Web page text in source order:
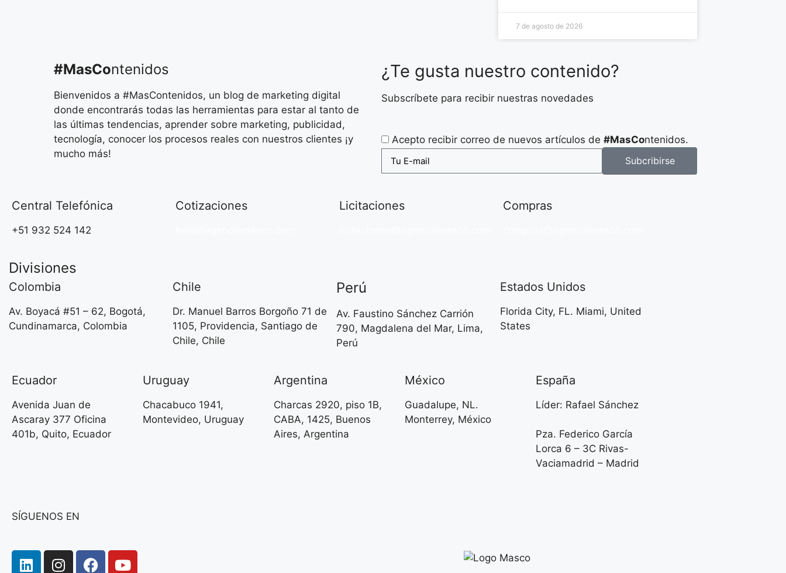
7 de agosto de 2026
#MasContenidos
Bienvenidos a #MasContenidos, un blog de marketing digital
donde encontrarás todas las herramientas para estar al tanto de
las últimas tendencias, aprender sobre marketing, publicidad,
tecnología, conocer los procesos reales con nuestros clientes ¡y
mucho más!
¿Te gusta nuestro contenido?
Subscríbete para recibir nuestras novedades
Acepto recibir correo de nuevos artículos de #MasContenidos.
Subcribirse
Central Telefónica
+51 932 524 142
Cotizaciones Licitaciones Compras
Divisiones
Colombia
Av. Boyacá #51 – 62, Bogotá,
Cundinamarca, Colombia
Chile
Dr. Manuel Barros Borgoño 71 de
1105, Providencia, Santiago de
Chile, Chile
Perú
Av. Faustino Sánchez Carrión
790, Magdalena del Mar, Lima,
Perú
Estados Unidos
Florida City, FL. Miami, United
States
Ecuador
Avenida Juan de
Ascaray 377 Oficina
401b, Quito, Ecuador
Uruguay
Chacabuco 1941,
Montevideo, Uruguay
Argentina
Charcas 2920, piso 1B,
CABA, 1425, Buenos
Aires, Argentina
México
Guadalupe, NL.
Monterrey, México
España
Líder: Rafael Sánchez
Pza. Federico García
Lorca 6 – 3C Rivas-
Vaciamadrid – Madrid
SÍGUENOS EN